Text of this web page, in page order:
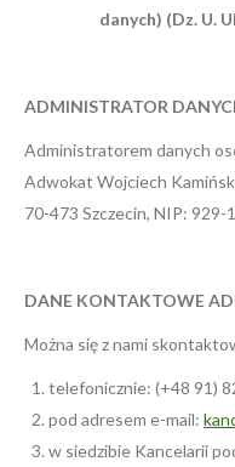
danych) (Dz. U.
ADMINISTRATOR
Administratorem danych
Adwokat Wojciech
70-473 Szczecin, NIP: 929-
DANE KONTAKTOWE
Można się z nami
telefonicznie: (+48 91)
pod adresem e-mail:
w siedzibie Kancelarii